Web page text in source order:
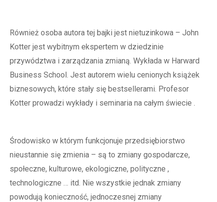
Również osoba autora tej bajki jest nietuzinkowa – John
Kotter jest wybitnym ekspertem w dziedzinie
przywództwa i zarządzania zmianą. Wykłada w Harward
Business School. Jest autorem wielu cenionych książek
biznesowych, które stały się bestsellerami. Profesor
Kotter prowadzi wykłady i seminaria na całym świecie .
Środowisko w którym funkcjonuje przedsiębiorstwo
nieustannie się zmienia – są to zmiany gospodarcze,
społeczne, kulturowe, ekologiczne, polityczne ,
technologiczne … itd. Nie wszystkie jednak zmiany
powodują konieczność, jednoczesnej zmiany